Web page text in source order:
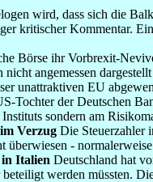
wird, dass sich die
kritischer Kommentar.
Börse ihr Vorbrexit-
angemessen
unattraktiven EU
Tochter der Deutschen
sondern am
Verzug Die Steuerzahler
überwiesen -
Italien Deutschland hat
werden müssten.